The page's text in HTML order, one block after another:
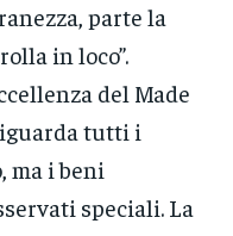
parte la
in loco”.
del Made
tutti i
ma i beni
speciali. La